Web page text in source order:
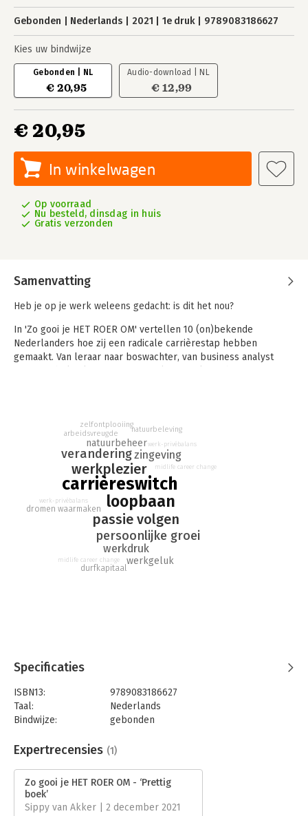
Gebonden Nederlands 2021 1e druk 9789083186627
Kies uw bindwijze
Gebonden | NL
€ 20,95
Audio-download | NL
€ 12,99
€ 20,95
In winkelwagen
Op voorraad
Nu besteld, dinsdag in huis
Gratis verzonden
Samenvatting
Heb je op je werk weleens gedacht: is dit het nou?
In 'Zo gooi je HET ROER OM' vertellen 10 (on)bekende
Nederlanders hoe zij een radicale carrièrestap hebben
gemaakt. Van leraar naar boswachter, van business analyst
carrièreswitch
loopbaan
passie volgen
werkplezier
persoonlijke groei
verandering
werkdruk
zingeving
natuurbeheer
werkgeluk
durfkapitaal
dromen waarmaken
arbeidsvreugde
zelfontplooiing
natuurbeleving
werk-privébalans
midlife career change
werk-privébalans
midlife career change
Specificaties
ISBN13:
9789083186627
Taal:
Nederlands
Bindwijze:
gebonden
Uitgever:
Vesper Publishing
Verschijningsdatum:
Hoofdrubriek: Werk en loopbaan
Expertrecensies (1)
Zo gooi je HET ROER OM - ‘Prettig
boek’
Sippy van Akker | 2 december 2021